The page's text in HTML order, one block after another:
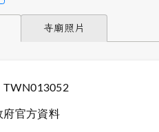
寺廟照片
TWN013052
府官方資料